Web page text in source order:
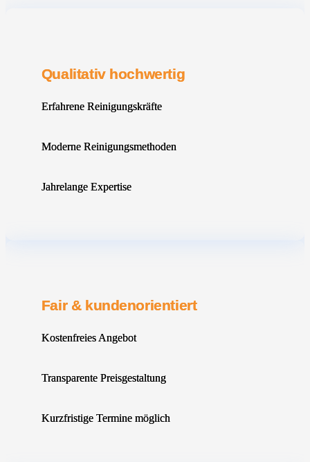
Qualitativ hochwertig
Erfahrene Reinigungskräfte
Moderne Reinigungsmethoden
Jahrelange Expertise
Fair & kundenorientiert
Kostenfreies Angebot
Transparente Preisgestaltung
Kurzfristige Termine möglich